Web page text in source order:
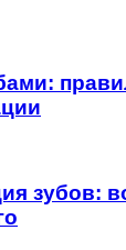
зубов: